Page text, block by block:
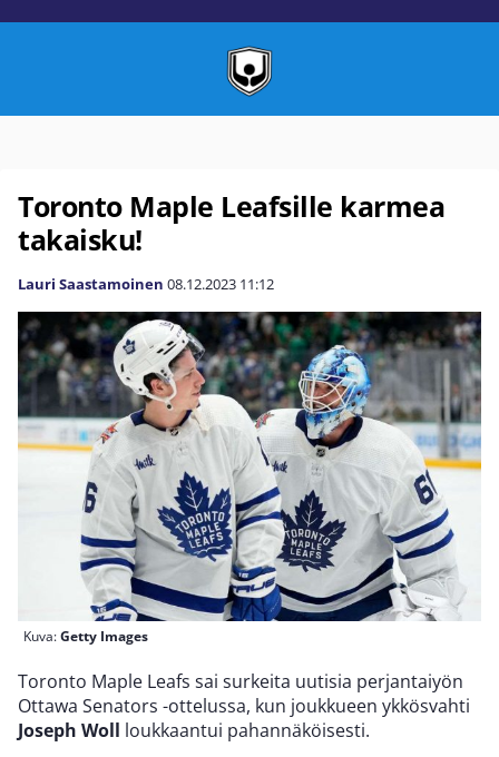
Toronto Maple Leafsille karmea
takaisku!
Lauri Saastamoinen 08.12.2023 11:12
Kuva:Getty Images
Toronto Maple Leafs sai surkeita uutisia perjantaiyön
Ottawa Senators -ottelussa, kun joukkueen ykkösvahti
Joseph Woll loukkaantui pahannäköisesti.